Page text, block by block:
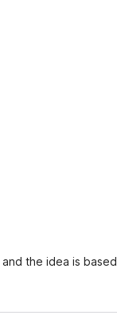
and the idea is based